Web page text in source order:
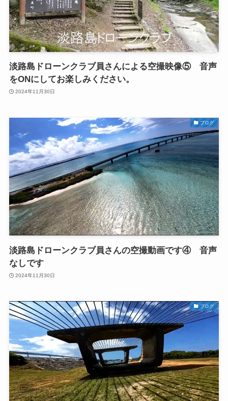
淡路島ドローンクラブ員さんによる空撮映像⑤ 音声
をONにしてお楽しみください。
2024年11月30日
ブログ
淡路島ドローンクラブ員さんの空撮動画です④ 音声
なしです
2024年11月30日
ブログ